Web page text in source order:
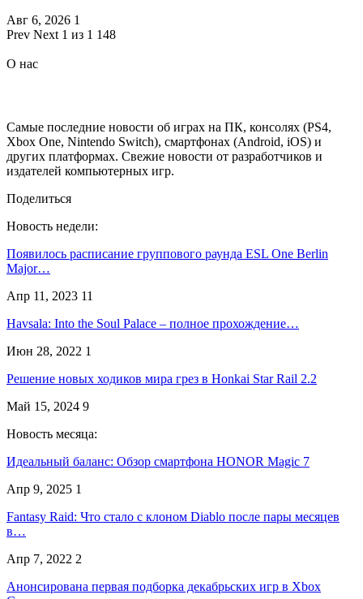
Авг 6, 2026 1
Prev Next 1 из 1 148
О нас
Самые последние новости об играх на ПК, консолях (PS4,
Xbox One, Nintendo Switch), смартфонах (Android, iOS) и
других платформах. Свежие новости от разработчиков и
издателей компьютерных игр.
Поделиться
Новость недели:
Появилось расписание группового раунда ESL One Berlin
Major…
Апр 11, 2023 11
Havsala: Into the Soul Palace – полное прохождение…
Июн 28, 2022 1
Решение новых ходиков мира грез в Honkai Star Rail 2.2
Май 15, 2024 9
Новость месяца:
Идеальный баланс: Обзор смартфона HONOR Magic 7
Апр 9, 2025 1
Fantasy Raid: Что стало с клоном Diablo после пары месяцев
в…
Апр 7, 2022 2
Анонсирована первая подборка декабрьских игр в Xbox